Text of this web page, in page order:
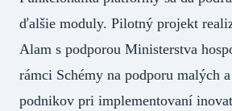
ďalšie moduly. Pilotný projekt
Alam s podporou Ministerstva
rámci Schémy na podporu malých
podnikov pri implementovaní